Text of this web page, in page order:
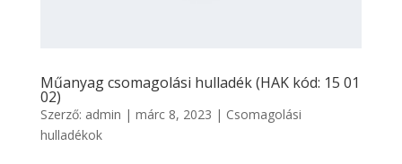
Műanyag csomagolási hulladék (HAK kód: 15 01
02)
Szerző: admin | márc 8, 2023 | Csomagolási
hulladékok